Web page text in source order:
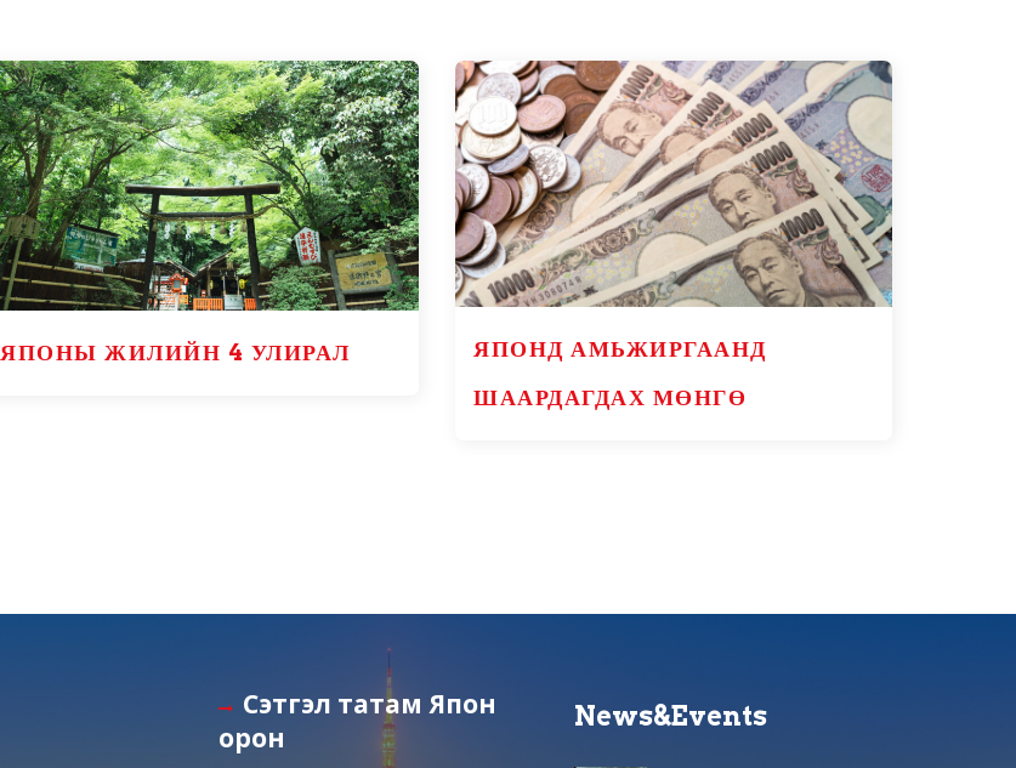
ЯПОНЫ ЖИЛИЙН 4 УЛИРАЛ
ЯПОНД АМЬЖИРГААНД
ШААРДАГДАХ МӨНГӨ
Сэтгэл татам Япон
орон
News&Events